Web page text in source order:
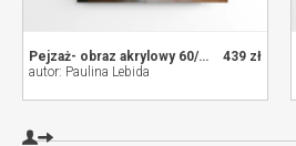
439 zł
Pejzaż- obraz akrylowy 60/50 cm
autor: Paulina Lebida